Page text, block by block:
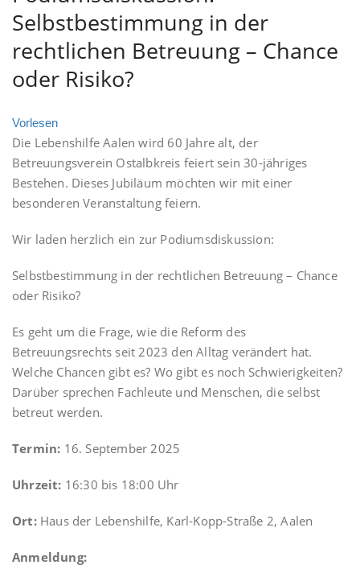
Selbstbestimmung in der
rechtlichen Betreuung – Chance
oder Risiko?
Vorlesen
Die Lebenshilfe Aalen wird 60 Jahre alt, der
Betreuungsverein Ostalbkreis feiert sein 30-jähriges
Bestehen. Dieses Jubiläum möchten wir mit einer
besonderen Veranstaltung feiern.
Wir laden herzlich ein zur Podiumsdiskussion:
Selbstbestimmung in der rechtlichen Betreuung – Chance
oder Risiko?
Es geht um die Frage, wie die Reform des
Betreuungsrechts seit 2023 den Alltag verändert hat.
Welche Chancen gibt es? Wo gibt es noch Schwierigkeiten?
Darüber sprechen Fachleute und Menschen, die selbst
betreut werden.
Termin: 16. September 2025
Uhrzeit: 16:30 bis 18:00 Uhr
Ort:Haus der Lebenshilfe, Karl-Kopp-Straße 2, Aalen
Anmeldung: